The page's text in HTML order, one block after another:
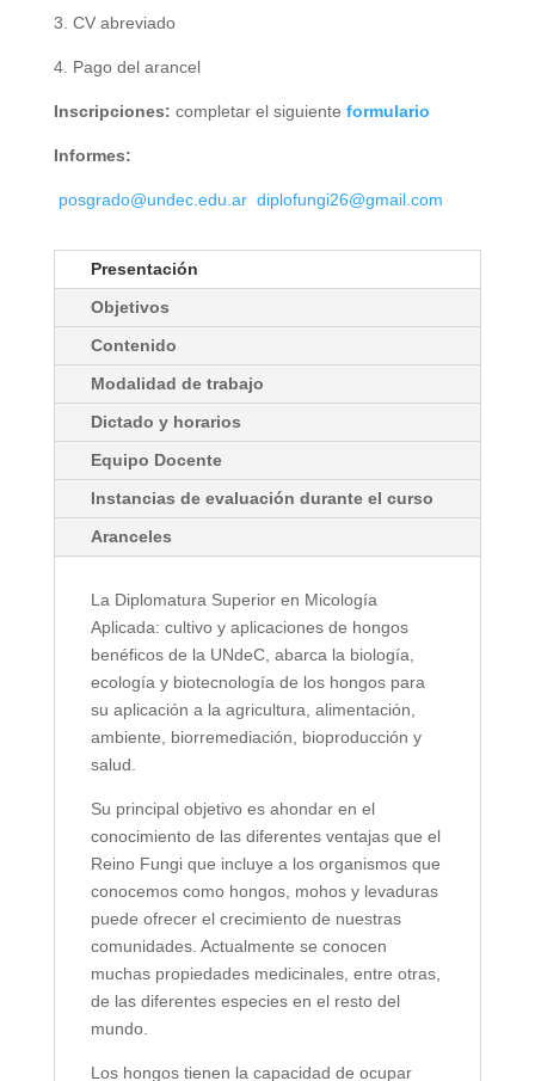
3. CV abreviado
4. Pago del arancel
Inscripciones: completar el siguiente formulario
Informes:
posgrado@undec.edu.ar diplofungi26@gmail.com
Presentación
Objetivos
Contenido
Modalidad de trabajo
Dictado y horarios
Equipo Docente
Instancias de evaluación durante el curso
Aranceles
La Diplomatura Superior en Micología
Aplicada: cultivo y aplicaciones de hongos
benéficos de la UNdeC, abarca la biología,
ecología y biotecnología de los hongos para
su aplicación a la agricultura, alimentación,
ambiente, biorremediación, bioproducción y
salud.
Su principal objetivo es ahondar en el
conocimiento de las diferentes ventajas que el
Reino Fungi que incluye a los organismos que
conocemos como hongos, mohos y levaduras
puede ofrecer el crecimiento de nuestras
comunidades. Actualmente se conocen
muchas propiedades medicinales, entre otras,
de las diferentes especies en el resto del
mundo.
Los hongos tienen la capacidad de ocupar